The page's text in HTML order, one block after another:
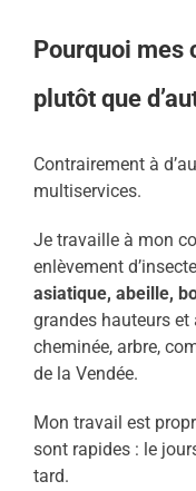
Pourquoi
plutôt que
Contrairement à
multiservices.
Je travaille à mon
enlèvement
asiatique, abeille,
grandes hauteurs
cheminée, arbre,
de la Vendée.
Mon travail est
sont rapides : le
tard.